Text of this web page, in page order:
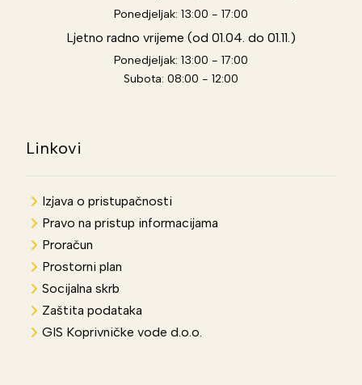
Ponedjeljak: 13:00 - 17:00
Ljetno radno vrijeme (od 01.04. do 01.11.)
Ponedjeljak: 13:00 - 17:00
Subota: 08:00 - 12:00
Linkovi
Izjava o pristupačnosti
Pravo na pristup informacijama
Proračun
Prostorni plan
Socijalna skrb
Zaštita podataka
GIS Koprivničke vode d.o.o.